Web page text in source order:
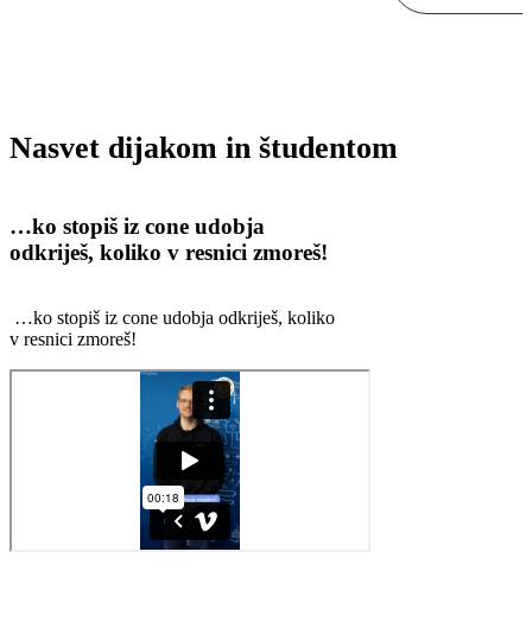
Nasvet dijakom in študentom
…ko stopiš iz cone udobja
odkriješ, koliko v resnici zmoreš!
…ko stopiš iz cone udobja odkriješ, koliko
v resnici zmoreš!